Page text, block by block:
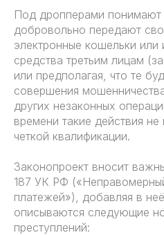
Под дропперами понимают
добровольно передают
электронные кошельки
средства третьим лицам
или предполагая, что те
совершения
других незаконных
времени такие действия
четкой квалификации.
Законопроект вносит
187 УК РФ
платежей»), добавляя в
описываются следующие
преступлений: